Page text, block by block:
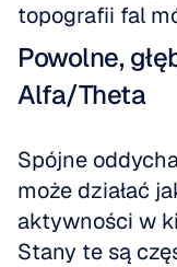
topografii fal
Powolne,
Alfa/Theta
Spójne
może działać
aktywności w
Stany te są